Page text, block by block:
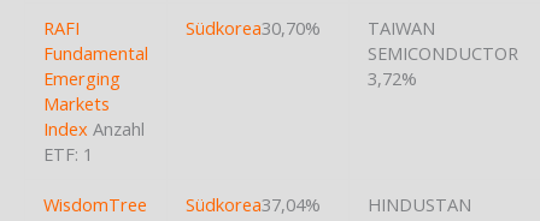
RAFI
Fundamental
Emerging
Markets
Index Anzahl
ETF: 1
Südkorea30,70%
TAIWAN
SEMICONDUCTOR
3,72%
WisdomTree
Südkorea37,04%
HINDUSTAN